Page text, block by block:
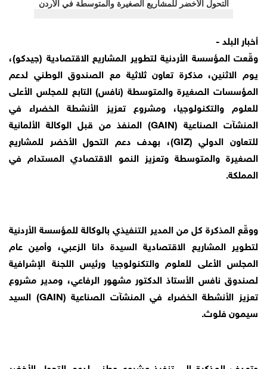
أخبار البلد -
وقّعت المؤسسة الأردنية لتطوير المشاريع الاقتصادية (جيدكو)،
يوم الاثنين، مذكرة تعاون ثلاثية مع الصندوق الوطني لدعم
المؤسسات الصغيرة والمتوسطة (نافس) التابع للمجلس الأعلى
للعلوم والتكنولوجيا، ومشروع تعزيز الأنشطة الخضراء في
المنشآت الصناعية (GAIN) المنفذ من قبل الوكالة الألمانية
للتعاون الدولي (GIZ)، بهدف دعم التحول الأخضر للمشاريع
الصغيرة والمتوسطة وتعزيز النمو الاقتصادي المستدام في
المملكة.
ووقّع المذكرة كل من المدير التنفيذي بالوكالة للمؤسسة الأردنية
لتطوير المشاريع الاقتصادية السيدة دانا الزعبي، وأمين عام
المجلس الأعلى للعلوم والتكنولوجيا ورئيس اللجنة الإشرافية
لصندوق نافس الأستاذ الدكتور مشهور الرفاعي، ومدير مشروع
تعزيز الأنشطة الخضراء في المنشآت الصناعية (GAIN) السيد
سيمون فلوث.